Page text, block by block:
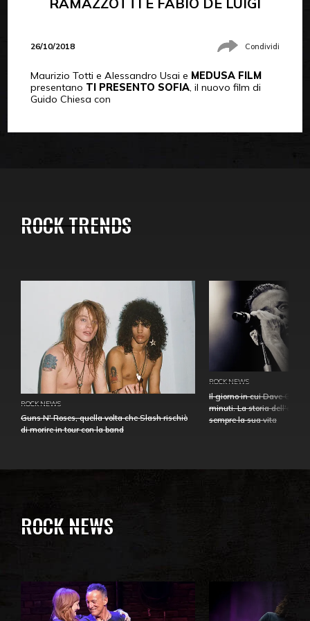
26/10/2018 Condividi
Maurizio Totti e Alessandro Usai e MEDUSA FILM
presentano TI PRESENTO SOFIA, il nuovo film di
Guido Chiesa con
ROCK TRENDS
ROCK NEWS
Guns N' Roses, quella volta che Slash rischiò
di morire in tour con la band
ROCK NEWS
Il giorno in cui Dave
minuti. La storia
sempre la sua vita
ROCK NEWS